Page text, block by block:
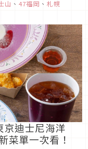
士山航線選位介紹，讓
山 、 47福岡 、 札幌
京迪士尼海洋
菜單一次看！